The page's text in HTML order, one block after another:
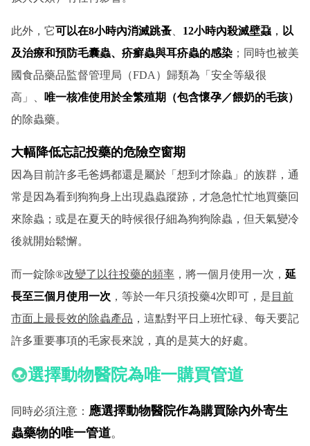
此外，它可以在8小時內消滅跳蚤 12小時內殺滅壁蝨 ， 以
及治療和預防毛囊蟲、疥癬蟲與耳疥蟲的感染 ；同時也被美
國食品藥品監督管理局（FDA）歸類為「安全等級很
高」、
唯一核准使用於全繁殖期（包含懷孕／餵奶的毛孩）
的除蟲藥。
大幅降低忘記投藥的危險空窗期
因為目前許多毛爸媽都還是屬於「想到才除蟲」的族群，通
常是因為看到狗狗身上出現蟲蟲蹤跡，才急急忙忙地買藥回
來除蟲；或是在夏天的時候很仔細為狗狗除蟲，但天氣變冷
後就開始鬆懈。
而一錠除®改變了以往投藥的頻率 ，將一個月使用一次， 延
長至三個月使用一次 ，等於一年只須投藥4次即可，是 目前
市面上最長效的除蟲產品 ，這點對平日上班忙碌、每天要記
許多重要事項的毛家長來說，真的是莫大的好處。
選擇動物醫院為唯一購買管道
同時必須注意： 應選擇動物醫院作為購買除內外寄生
蟲藥物的唯一管道。